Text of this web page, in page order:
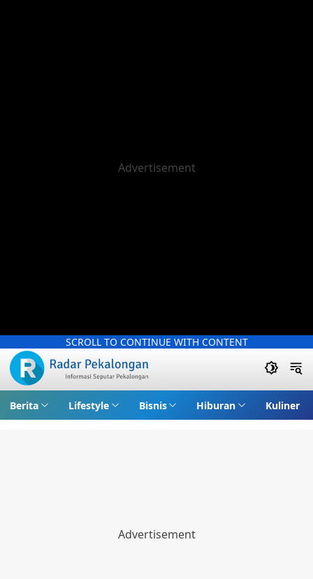
SCROLL TO CONTINUE WITH CONTENT
Berita Lifestyle Bisnis Hiburan Kuliner